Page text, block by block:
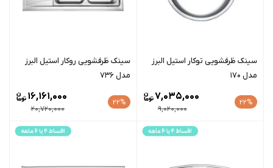
سينک ظرفشویی توکار استیل البرز
مدل 170
22%
9,020,000
7,035,000
سينک ظرفشویی روکار استیل البرز
مدل 736
22%
20,720,000
16,161,000